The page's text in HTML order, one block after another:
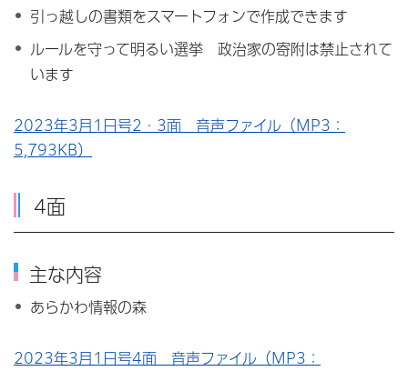
引っ越しの書類をスマートフォンで作成できます
ルールを守って明るい選挙 政治家の寄附は禁止されて
います
2023年3月1日号2・3面 音声ファイル（MP3：
5,793KB）
4面
主な内容
あらかわ情報の森
2023年3月1日号4面 音声ファイル（MP3：